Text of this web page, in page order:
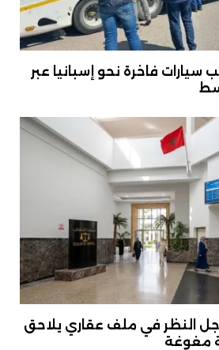
فاخرة نحو إسبانيا عبر
النظر في ملف عقاري يلاحق
مغوغة